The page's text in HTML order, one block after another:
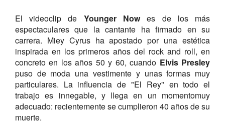
El videoclip de Younger Nowes de los más
espectaculares que la cantante ha firmado en su
carrera. Miey Cyrus ha apostado por una estética
inspirada en los primeros años del rock and roll, en
concreto en los años 50 y 60, cuando Elvis Presley
puso de moda una vestimente y unas formas muy
particulares. La influencia de "El Rey" en todo el
trabajo es innegable, y llega en un momentomuy
adecuado: recientemente se cumplieron 40 años de su
muerte.